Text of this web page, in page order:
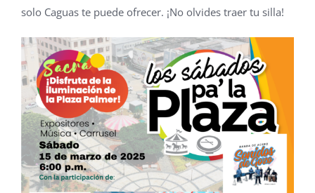
solo Caguas te puede ofrecer. ¡No olvides traer tu silla!